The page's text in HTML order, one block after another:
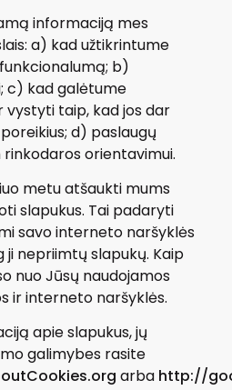
informaciją mes
a) kad užtikrintume
b)
c) kad galėtume
vystyti taip, kad jos dar
d) paslaugų
orientavimui.
metu atšaukti mums
slapukus. Tai padaryti
savo interneto naršyklės
ji nepriimtų slapukų. Kaip
nuo Jūsų naudojamos
ir interneto naršyklės.
apie slapukus, jų
galimybes rasite
arba http://